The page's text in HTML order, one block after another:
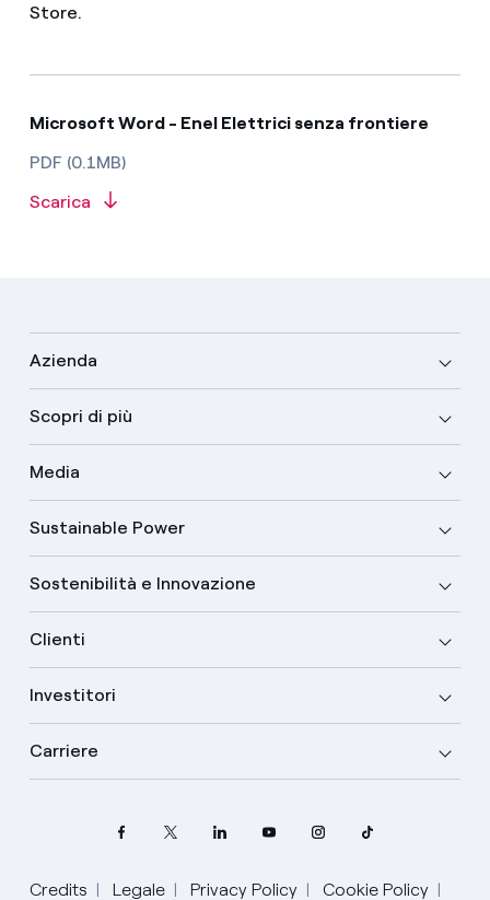
Store.
Microsoft Word - Enel Elettrici senza frontiere
PDF (0.1MB)
Scarica
Azienda
Scopri di più
Media
Sustainable Power
Sostenibilità e Innovazione
Clienti
Investitori
Carriere
Credits Legale Privacy Policy Cookie Policy